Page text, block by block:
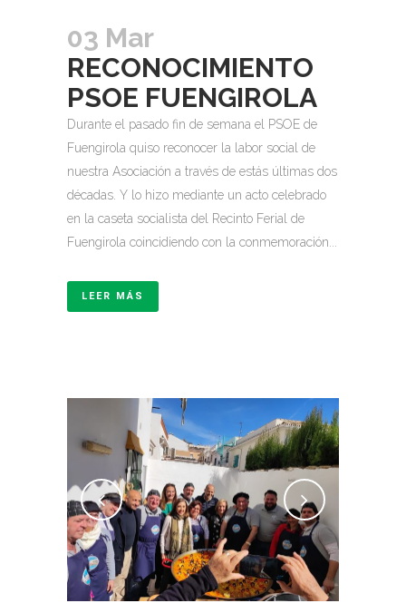
03 Mar
RECONOCIMIENTO
PSOE FUENGIROLA
Durante el pasado fin de semana el PSOE de
Fuengirola quiso reconocer la labor social de
nuestra Asociación a través de estás últimas dos
décadas. Y lo hizo mediante un acto celebrado
en la caseta socialista del Recinto Ferial de
Fuengirola coincidiendo con la conmemoración...
LEER MÁS